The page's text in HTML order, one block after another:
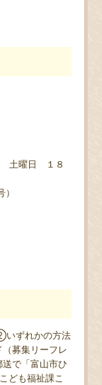
土曜日 １８
ずれかの方法
募集リーフレ
で「富山市ひ
ども福祉課こ